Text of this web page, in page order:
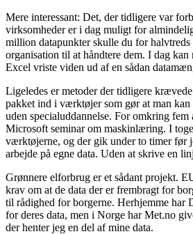
Mere interessant: Det, der tidligere var
virksomheder er i dag muligt for
million datapunkter skulle du for halvtreds
organisation til at håndtere dem. I dag
Excel vriste viden ud af en sådan
Ligeledes er metoder der tidligere
pakket ind i værktøjer som gør at man
uden specialuddannelse. For omkring fem
Microsoft seminar om maskinlæring. I
værktøjerne, og der gik under to timer før
arbejde på egne data. Uden at skrive en
Grønnere elforbrug er et sådant projekt.
krav om at de data der er frembragt for
til rådighed for borgerne. Herhjemme har
for deres data, men i Norge har Met.no
der henter jeg en del af mine data.